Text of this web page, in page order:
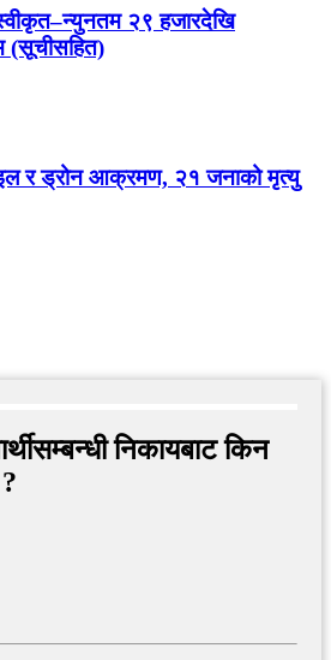
२९ हजारदेखि
(सूचीसहित)
र ड्रोन आक्रमण, २१ जनाको मृत्यु
निकायबाट किन